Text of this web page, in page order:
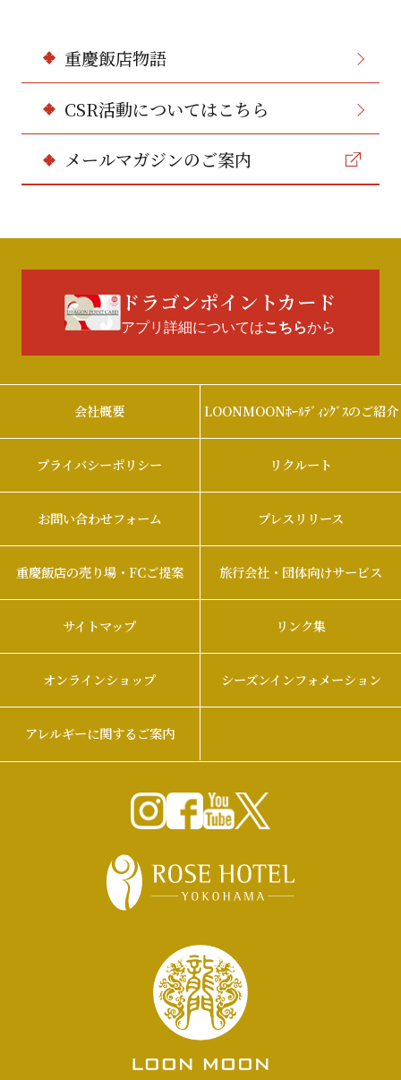
重慶飯店物語
CSR活動についてはこちら
メールマガジンのご案内
ドラゴンポイントカード
アプリ詳細についてはこちらから
会社概要 LOONMOONﾎｰﾙﾃﾞｨﾝｸﾞｽのご紹介
プライバシーポリシー リクルート
お問い合わせフォーム プレスリリース
重慶飯店の売り場・FCご提案 旅行会社・団体向けサービス
サイトマップ リンク集
オンラインショップ シーズンインフォメーション
アレルギーに関するご案内